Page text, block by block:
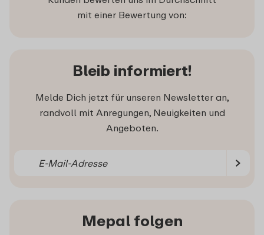
mit einer Bewertung von:
Bleib informiert!
Melde Dich jetzt für unseren Newsletter an,
randvoll mit Anregungen, Neuigkeiten und
Angeboten.
Mepal folgen